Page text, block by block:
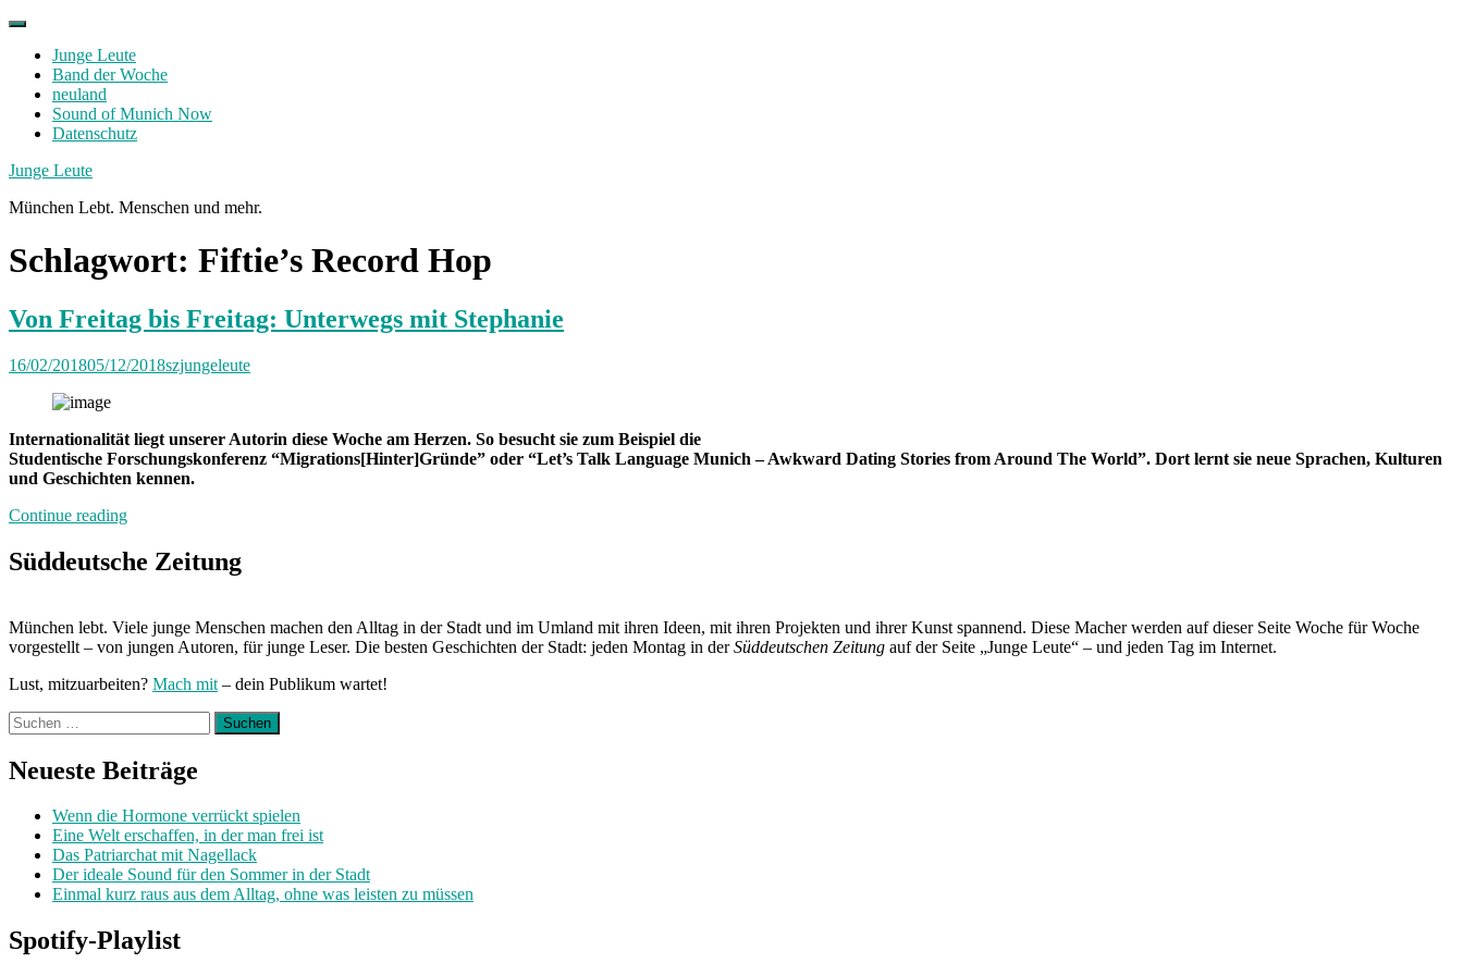
Skip
contentJunge Leute
Band der Woche
neuland
Sound of Munich Now
Datenschutz
Facebook
Twitter
Instagram
Junge Leute
München Lebt. Menschen und mehr.
Schlagwort: Fiftie’s Record Hop
Von Freitag bis Freitag: Unterwegs mit Stephanie
16/02/201805/12/2018szjungeleute
Internationalität liegt unserer Autorin diese Woche am Herzen. So besucht sie zum Beispiel die
Studentische Forschungskonferenz “Migrations[Hinter]Gründe” oder “Let’s Talk Language Munich – Awkward Dating Stories from Around The World”. Dort lernt sie neue Sprachen, Kulturen
und Geschichten kennen.
Continue reading„Von
bis
Freitag:
Stephanie“
Süddeutsche Zeitung
München lebt. Viele junge Menschen machen den Alltag in der Stadt und im Umland mit ihren Ideen, mit ihren Projekten und ihrer Kunst spannend. Diese Macher werden auf dieser Seite Woche für Woche
vorgestellt – von jungen Autoren, für junge Leser. Die besten Geschichten der Stadt: jeden Montag in derSüddeutschen Zeitung auf der Seite „Junge Leute“ – und jeden Tag im Internet.
Lust, mitzuarbeiten? Mach mit – dein Publikum wartet!
Suchen
nach:
Neueste Beiträge
Wenn die Hormone verrückt spielen
Eine Welt erschaffen, in der man frei ist
Das Patriarchat mit Nagellack
Der ideale Sound für den Sommer in der Stadt
Einmal kurz raus aus dem Alltag, ohne was leisten zu müssen
Spotify-Playlist